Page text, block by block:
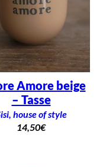
Amore beige
– Tasse
house of style
14,50€